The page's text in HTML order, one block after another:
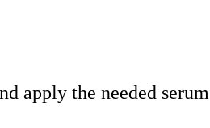
apply the needed serum